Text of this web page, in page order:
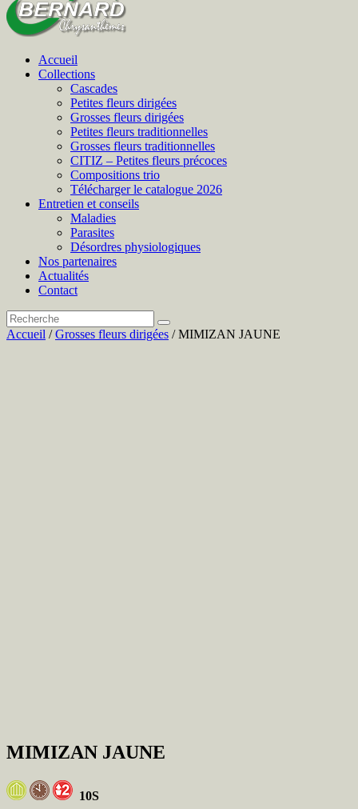
Accueil
Collections
Cascades
Petites fleurs dirigées
Grosses fleurs dirigées
Petites fleurs traditionnelles
Grosses fleurs traditionnelles
CITIZ – Petites fleurs précoces
Compositions trio
Télécharger le catalogue 2026
Entretien et conseils
Maladies
Parasites
Désordres physiologiques
Nos partenaires
Actualités
Contact
Accueil /Grosses fleurs dirigées / MIMIZAN JAUNE
MIMIZAN JAUNE
10S